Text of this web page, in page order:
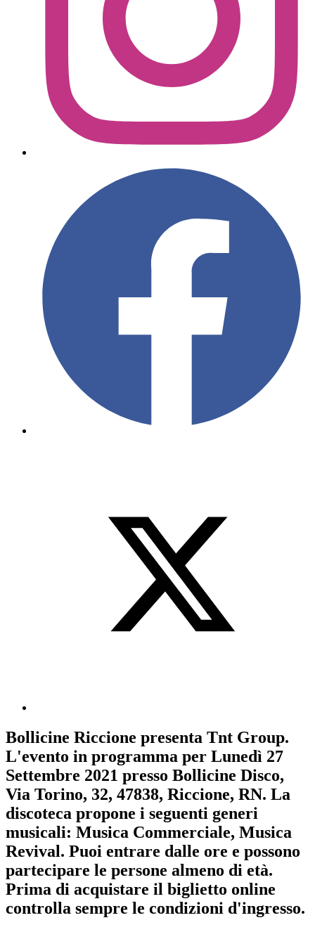
Bollicine Riccione presenta Tnt Group.
L'evento in programma per Lunedì 27
Settembre 2021 presso Bollicine Disco,
Via Torino, 32, 47838, Riccione, RN. La
discoteca propone i seguenti generi
musicali: Musica Commerciale, Musica
Revival. Puoi entrare dalle ore e possono
partecipare le persone almeno di età.
Prima di acquistare il biglietto online
controlla sempre le condizioni d'ingresso.